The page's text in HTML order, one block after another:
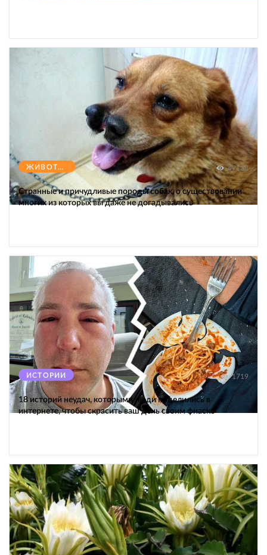
ЖИВОТНЫЕ 47138
Странные и причудливые породы собак, о существовании
многих из которых вы даже не догадывались
ИСТОРИИ 1719
18 историй неудач, которыми люди поделились в
интернете, чтобы скрасить ваш день своим фиаско